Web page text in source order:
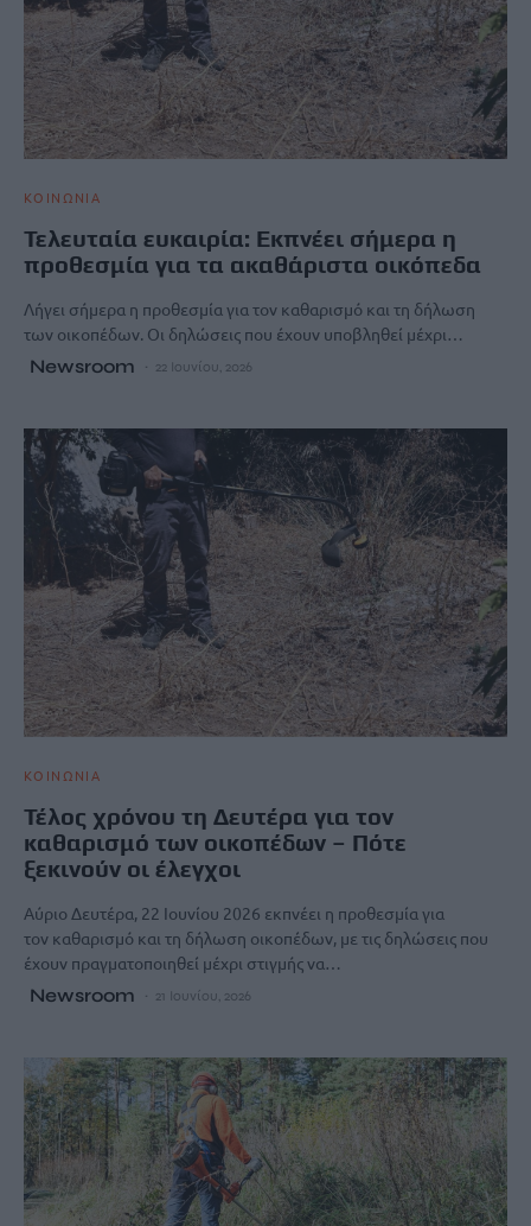
ΚΟΙΝΩΝΙΑ
Τελευταία ευκαιρία: Εκπνέει σήμερα η
προθεσμία για τα ακαθάριστα οικόπεδα
Λήγει σήμερα η προθεσμία για τον καθαρισμό και τη δήλωση
των οικοπέδων. Οι δηλώσεις που έχουν υποβληθεί μέχρι…
Newsroom 22 Ιουνίου, 2026
ΚΟΙΝΩΝΙΑ
Τέλος χρόνου τη Δευτέρα για τον
καθαρισμό των οικοπέδων – Πότε
ξεκινούν οι έλεγχοι
Αύριο Δευτέρα, 22 Ιουνίου 2026 εκπνέει η προθεσμία για
τον καθαρισμό και τη δήλωση οικοπέδων, με τις δηλώσεις που
έχουν πραγματοποιηθεί μέχρι στιγμής να…
Newsroom 21 Ιουνίου, 2026